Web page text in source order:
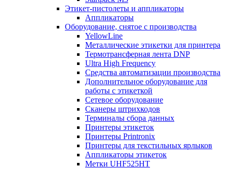
Этикет-пистолеты и аппликаторы
Аппликаторы
Оборудование, снятое с производства
YellowLine
Металлические этикетки для принтера
Термотрансферная лента DNP
Ultra High Frequency
Средства автоматизации производства
Дополнительное оборудование для
работы с этикеткой
Сетевое оборудование
Сканеры штрихкодов
Терминалы сбора данных
Принтеры этикеток
Принтеры Printronix
Принтеры для текстильных ярлыков
Аппликаторы этикеток
Метки UHF525HT